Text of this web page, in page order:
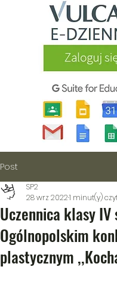
Post
Uczennica klasy
Ogólnopolskim
plastycznym
SP2
28 wrz 20221 minut(y)